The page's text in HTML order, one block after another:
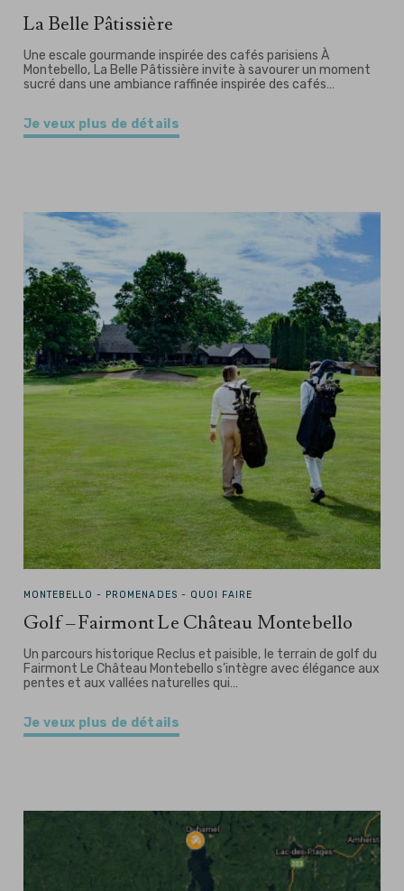
La Belle Pâtissière
Une escale gourmande inspirée des cafés parisiens À
Montebello, La Belle Pâtissière invite à savourer un moment
sucré dans une ambiance raffinée inspirée des cafés…
Je veux plus de détails
MONTEBELLO - PROMENADES - QUOI FAIRE
Golf – Fairmont Le Château Montebello
Un parcours historique Reclus et paisible, le terrain de golf du
Fairmont Le Château Montebello s’intègre avec élégance aux
pentes et aux vallées naturelles qui…
Je veux plus de détails